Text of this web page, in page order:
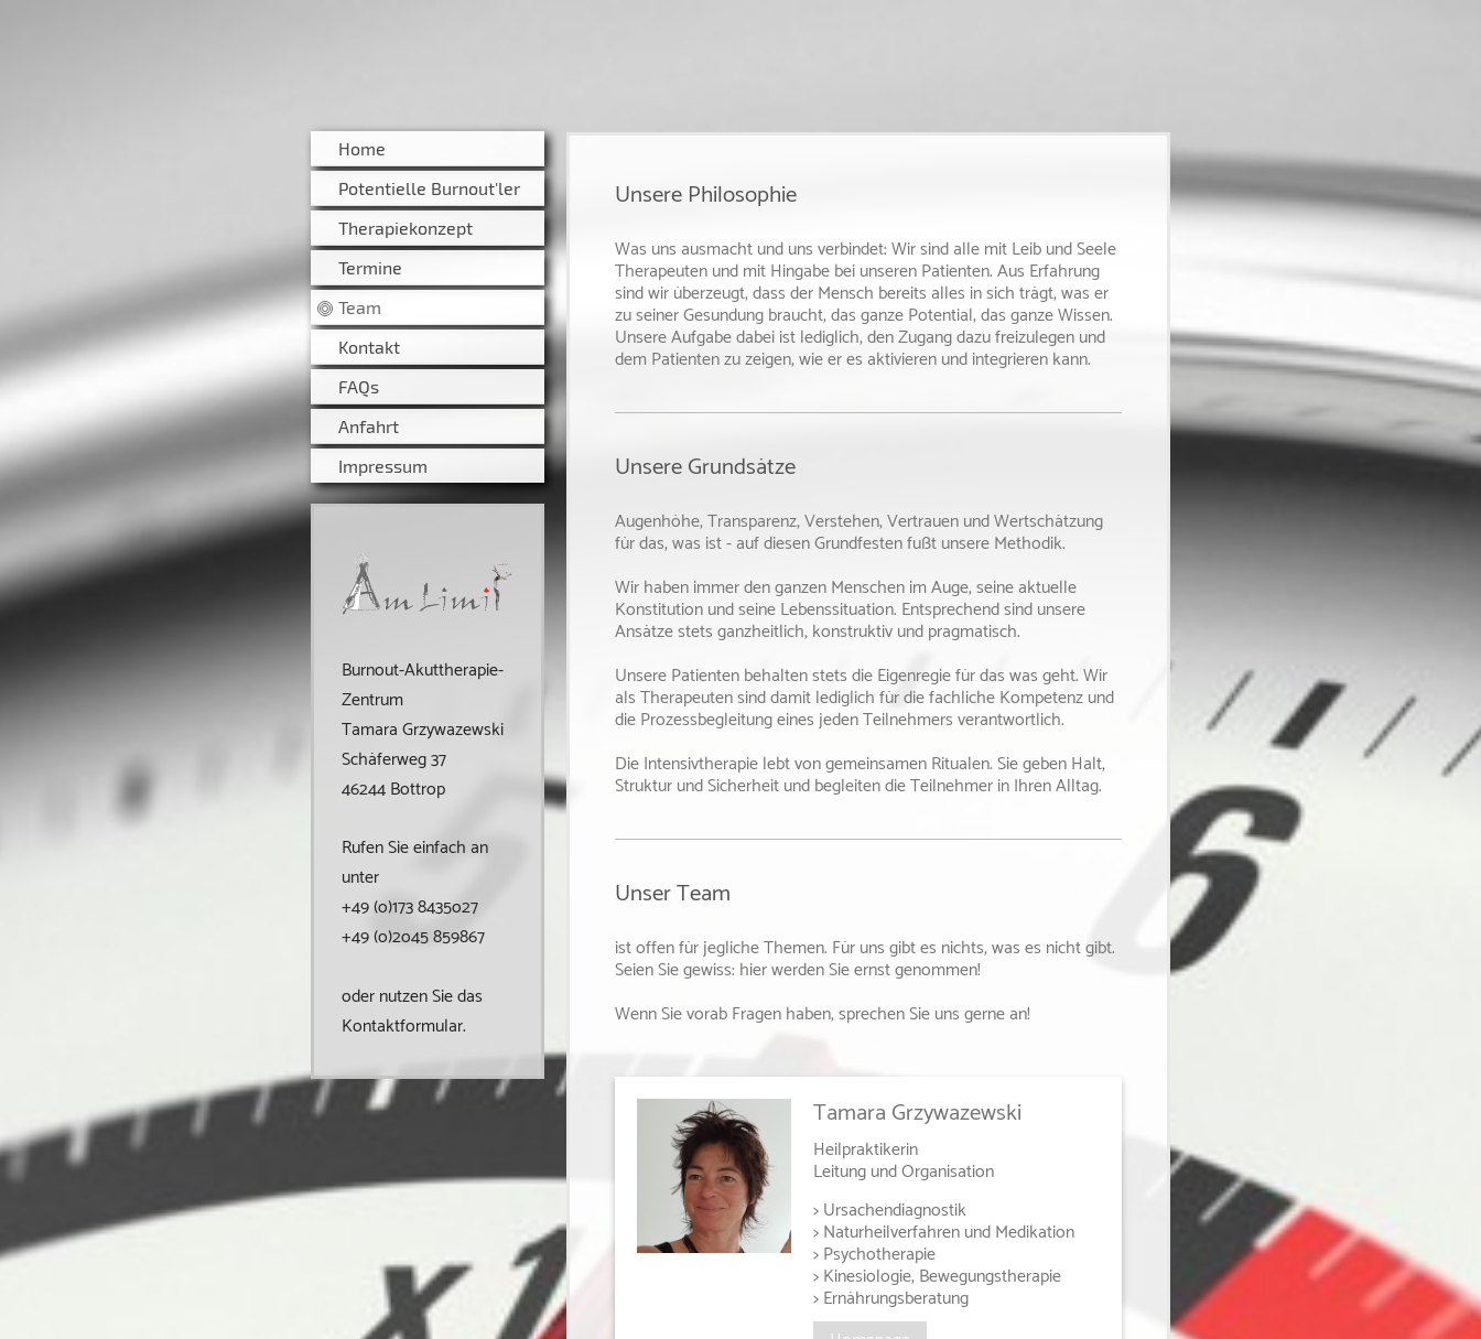
Home
Potentielle Burnout'ler
Therapiekonzept
Termine
Team
Kontakt
FAQs
Anfahrt
Impressum
Burnout-Akuttherapie-
Zentrum
Tamara Grzywazewski
Schäferweg37
46244Bottrop
Rufen Sie einfach an
unter
+49 (o)173 8435o27
+49 (o)2o45 859867
oder nutzen Sie das
Kontaktformular.
Unsere Philosophie
Was uns ausmacht und uns verbindet: Wir sind alle mit Leib und Seele
Therapeuten und mit Hingabe bei unseren Patienten. Aus Erfahrung
sind wir überzeugt, dass der Mensch bereits alles in sich trägt, was er
zu seiner Gesundung braucht, das ganze Potential, das ganze Wissen.
Unsere Aufgabe dabei ist lediglich, den Zugang dazu freizulegen und
dem Patienten zu zeigen, wie er es aktivieren und integrieren kann.
Unsere Grundsätze
Augenhöhe, Transparenz, Verstehen, Vertrauen und Wertschätzung
für das, was ist - auf diesen Grundfesten fußt unsere Methodik.
Wir haben immer den ganzen Menschen im Auge, seine aktuelle
Konstitution und seine Lebenssituation. Entsprechend sind unsere
Ansätze stets ganzheitlich, konstruktiv und pragmatisch.
Unsere Patienten behalten stets die Eigenregie für das was geht. Wir
als Therapeuten sind damit lediglich für die fachliche Kompetenz und
die Prozessbegleitung eines jeden Teilnehmers verantwortlich.
Die Intensivtherapie lebt von gemeinsamen Ritualen. Sie geben Halt,
Struktur und Sicherheit und begleiten die Teilnehmer in Ihren Alltag.
Unser Team
ist offen für jegliche Themen. Für uns gibt es nichts, was es nicht gibt.
Seien Sie gewiss: hier werden Sie ernst genommen!
Wenn Sie vorab Fragen haben, sprechen Sie uns gerne an!
Tamara Grzywazewski
Heilpraktikerin
Leitung und Organisation
> Ursachendiagnostik
> Naturheilverfahren und Medikation
> Psychotherapie
> Kinesiologie, Bewegungstherapie
> Ernährungsberatung